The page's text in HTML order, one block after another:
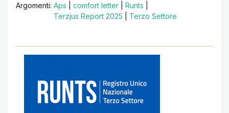
Argomenti: Aps comfort letter Runts
Terzjus Report 2025
Terzo Settore